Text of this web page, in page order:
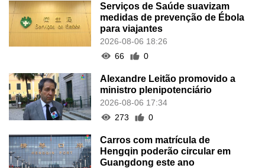
Serviços de Saúde suavizam
medidas de prevenção de Ébola
para viajantes
2026-08-06 18:26
66
0
Alexandre Leitão promovido a
ministro plenipotenciário
2026-08-06 17:34
273
0
Carros com matrícula de
Hengqin poderão circular em
Guangdong este ano